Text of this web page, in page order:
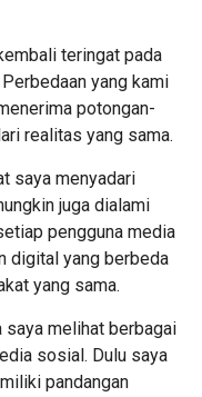
teringat pada
yang kami
potongan-
realitas yang sama.
saya menyadari
juga dialami
pengguna media
digital yang berbeda
yang sama.
saya melihat berbagai
sosial. Dulu saya
pandangan